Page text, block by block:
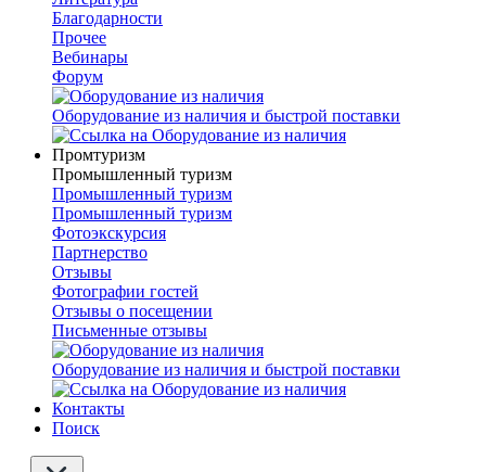
Благодарности
Прочее
Вебинары
Форум
Оборудование из наличия и быстрой поставки
Промтуризм
Промышленный туризм
Промышленный туризм
Промышленный туризм
Фотоэкскурсия
Партнерство
Отзывы
Фотографии гостей
Отзывы о посещении
Письменные отзывы
Оборудование из наличия и быстрой поставки
Контакты
Поиск